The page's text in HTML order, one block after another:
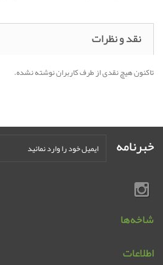
نقد و نظرات
تاکنون هیچ نقدی از طرف کاربران نوشته نشده.
خبرنامه
شاخه‌ها
اطلاعات